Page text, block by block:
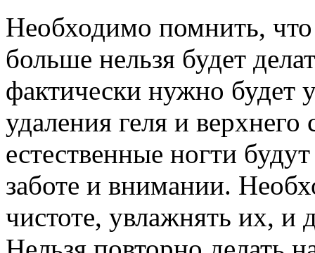
Необходимо помнить,
больше нельзя будет
фактически нужно будет
удаления геля и
естественные ногти
заботе и внимании.
чистоте, увлажнять их, и